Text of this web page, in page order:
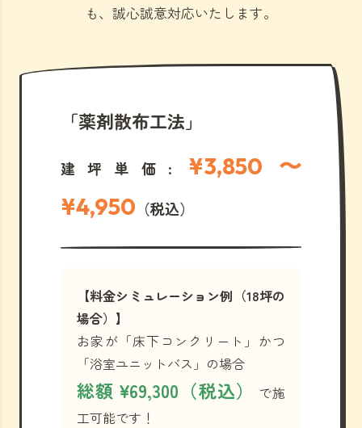
も、誠心誠意対応いたします。
「薬剤散布工法」
建坪単価: ¥3,850 〜
¥4,950 （税込）
【料金シミュレーション例（18坪の
場合）】
お家が「床下コンクリート」かつ
「浴室ユニットバス」の場合
総額 ¥69,300（税込）
で施
工可能です！